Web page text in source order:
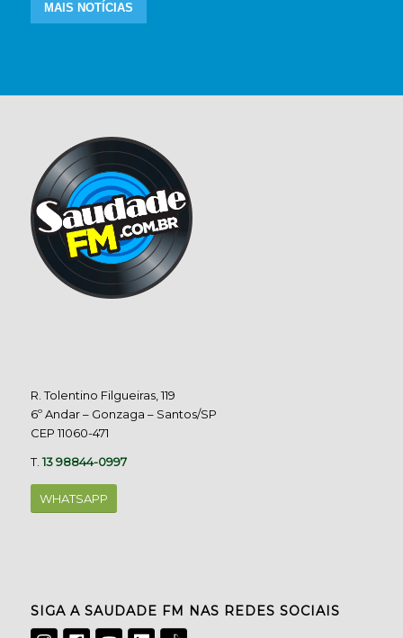
MAIS NOTÍCIAS
R. Tolentino Filgueiras, 119
6º Andar – Gonzaga – Santos/SP
CEP 11060-471
T.13 98844-0997
WHATSAPP
SIGA A SAUDADE FM NAS REDES SOCIAIS